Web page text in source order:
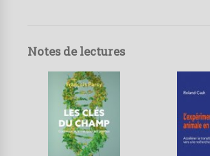
Notes de lectures